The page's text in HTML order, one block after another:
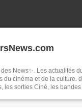
des News✨. Les actualités
sorties Ciné, les bandes